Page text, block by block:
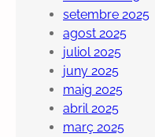
setembre 2025
agost 2025
juliol 2025
juny 2025
maig 2025
abril 2025
març 2025